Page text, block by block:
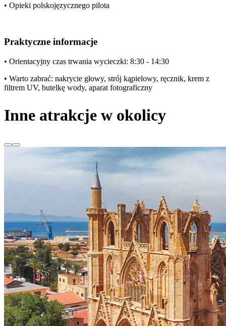
• Opieki polskojęzycznego pilota
Praktyczne informacje
• Orientacyjny czas trwania wycieczki: 8:30 - 14:30
• Warto zabrać: nakrycie głowy, strój kąpielowy, ręcznik, krem z
filtrem UV, butelkę wody, aparat fotograficzny
Inne atrakcje w okolicy